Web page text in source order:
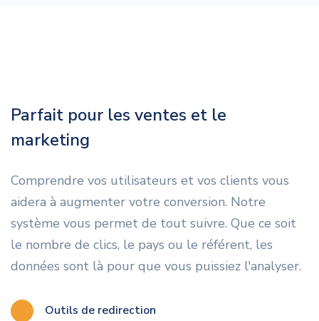
Parfait pour les ventes et le
marketing
Comprendre vos utilisateurs et vos clients vous
aidera à augmenter votre conversion. Notre
système vous permet de tout suivre. Que ce soit
le nombre de clics, le pays ou le référent, les
données sont là pour que vous puissiez l'analyser.
Outils de redirection